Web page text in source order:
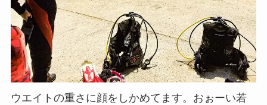
ウエイトの重さに顔をしかめてます。おぉーい若